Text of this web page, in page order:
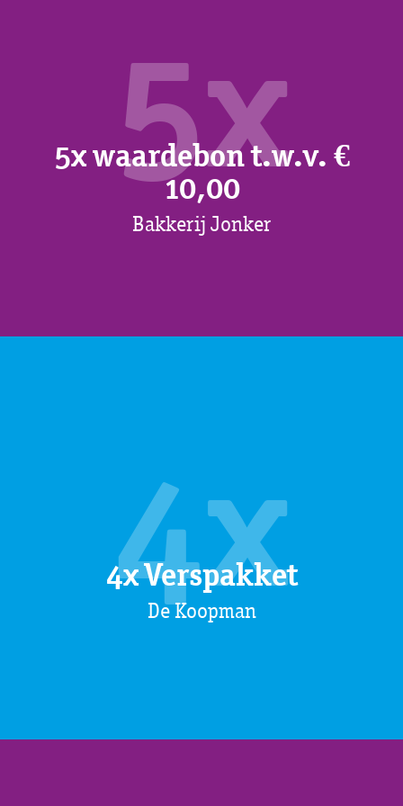
5x
5x waardebon t.w.v. €
10,00
Bakkerij Jonker
4x
4x Verspakket
De Koopman